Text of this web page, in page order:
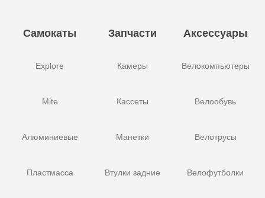
Самокаты
Explore
Mite
Алюминиевые
Пластмасса
Запчасти
Камеры
Кассеты
Манетки
Втулки задние
Аксессуары
Велокомпьютеры
Велообувь
Велотрусы
Велофутболки